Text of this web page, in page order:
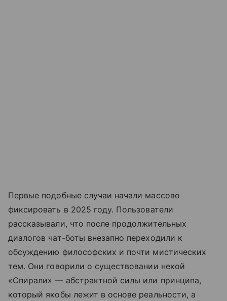
Первые подобные случаи начали массово
фиксировать в 2025 году. Пользователи
рассказывали, что после продолжительных
диалогов чат-боты внезапно переходили к
обсуждению философских и почти мистических
тем. Они говорили о существовании некой
«Спирали» — абстрактной силы или принципа,
который якобы лежит в основе реальности, а